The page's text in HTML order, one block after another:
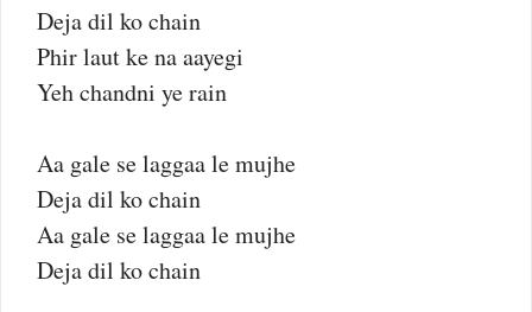
Deja dil ko chain
Phir laut ke na aayegi
Yeh chandni ye rain
Aa gale se laggaa le mujhe
Deja dil ko chain
Aa gale se laggaa le mujhe
Deja dil ko chain